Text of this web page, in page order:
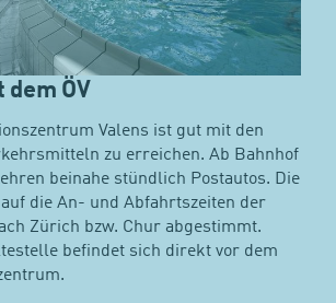
ÖV
Valens ist gut mit den
zu erreichen. Ab Bahnhof
beinahe stündlich Postautos. Die
die An- und Abfahrtszeiten der
Zürich bzw. Chur abgestimmt.
befindet sich direkt vor dem